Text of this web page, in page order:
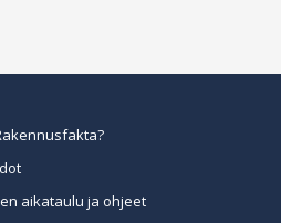
aikataulu ja ohjeet